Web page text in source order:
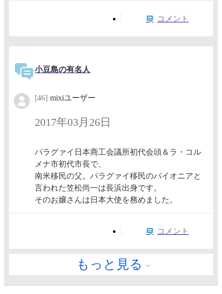
コメント
小豆島の有名人
[46] mixiユーザー
2017年03月26日
パラグァイ日本商工会議所初代会頭＆ラ・コル
メナ市初代市長で、
南米移民の父。パラグァイ移民のパイオニアと
言われた笠松尚一は長浜出身です。
そのお嬢さんは日本大使を務めました。
コメント
もっと見る